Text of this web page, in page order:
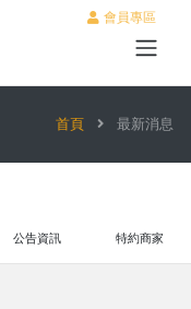
會員專區
首頁 最新消息
公告資訊 特約商家